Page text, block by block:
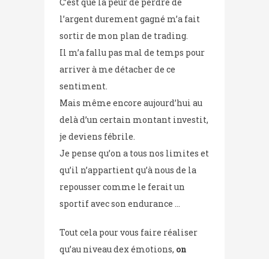
l’argent durement gagné m’a fait
sortir de mon plan de trading.
Il m’a fallu pas mal de temps pour
arriver à me détacher de ce
sentiment.
Mais même encore aujourd’hui au
delà d’un certain montant investit,
je deviens fébrile.
Je pense qu’on a tous nos limites et
qu’il n’appartient qu’à nous de la
repousser comme le ferait un
sportif avec son endurance …
Tout cela pour vous faire réaliser
qu’au niveau dex émotions, on